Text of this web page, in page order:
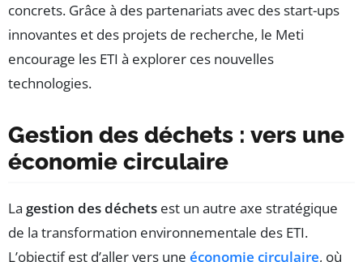
concrets. Grâce à des partenariats avec des start-ups
innovantes et des projets de recherche, le Meti
encourage les ETI à explorer ces nouvelles
technologies.
Gestion des déchets : vers une
économie circulaire
La gestion des déchets est un autre axe stratégique
de la transformation environnementale des ETI.
L’objectif est d’aller vers une économie circulaire, où